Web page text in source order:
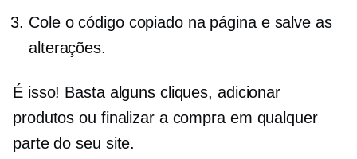
Cole o código copiado na página e salve as
alterações.
É isso! Basta alguns cliques, adicionar
produtos ou finalizar a compra em qualquer
parte do seu site.